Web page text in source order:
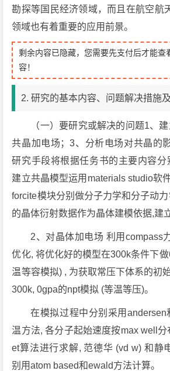
勘探等国民经济领域，而且在航空航
领域也有着重要的应用前景。
剩余内容已隐藏，您需要先支付后才能查
容！
2. 研究的基本内容、问题解决措施
（一）要研究或解决的问题1、
共晶加电场；3、分析电场对共晶的
研究手段将根据任务书的主要内容分
建立共晶模型运用materials studio软
forcite模块分别做分子力学和分子动
的晶体衍射数据作为晶体建模依据,建
2、对晶体加电场 利用compass
优化, 将优化好的模型在300k条件下
温等容模拟) , 为获取常压下体系的初
300k, 0gpa的npt模拟 (等温等压)。
在模拟过程中分别采用andersen
温方法, 各分子起始速度按max well分
et算法进行求解, 范德华 (vd w) 和静
别用atom based和ewald方法计算。